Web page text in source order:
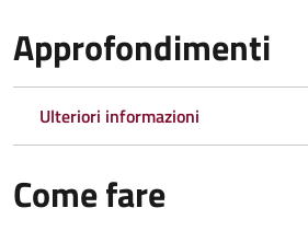
Approfondimenti
Ulteriori informazioni
Come fare